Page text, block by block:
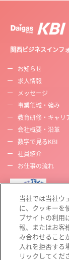
関西ビジネスインフ
お知らせ
求人情報
メッセージ
事業領域・強み
教育研修・キャリ
会社概要・沿革
数字で見るKBI
社員紹介
お仕事の流れ
プライバシーポリシー
当社では当社ウ
に、クッキーを
ブサイトの利用
報、またはお客
み合わせること
入れを拒否する
リックしてくだ